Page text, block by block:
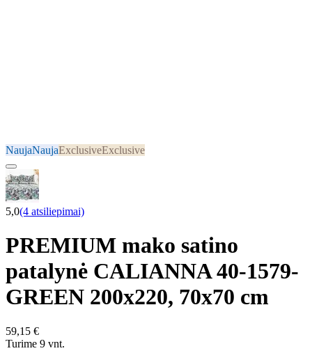
NaujaNaujaExclusiveExclusive
5,0(4 atsiliepimai)
PREMIUM mako satino
patalynė CALIANNA 40-1579-
GREEN 200x220, 70x70 cm
59,15 €
Turime 9 vnt.